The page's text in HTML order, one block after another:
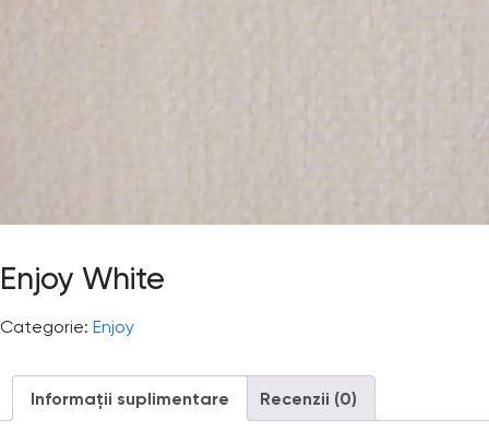
Enjoy White
Categorie: Enjoy
Informații suplimentare Recenzii (0)